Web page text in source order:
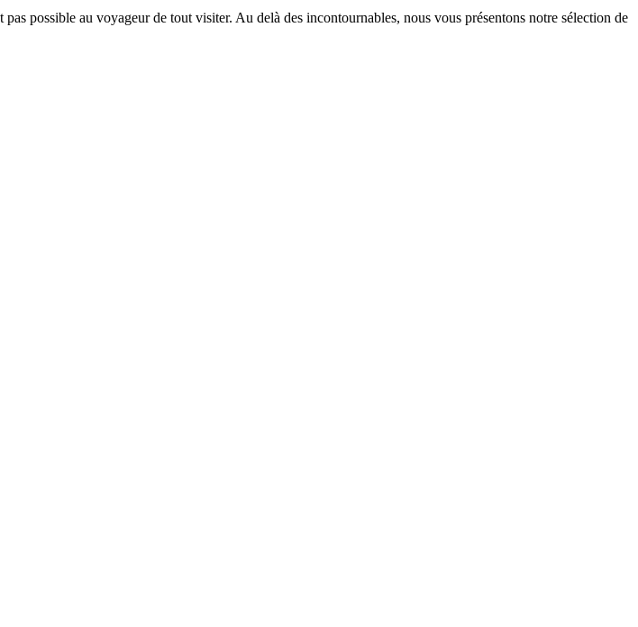
possible au voyageur de tout visiter. Au delà des incontournables, nous vous présentons notre sélection de